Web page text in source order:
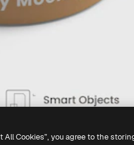
All Cookies”, you agree to the